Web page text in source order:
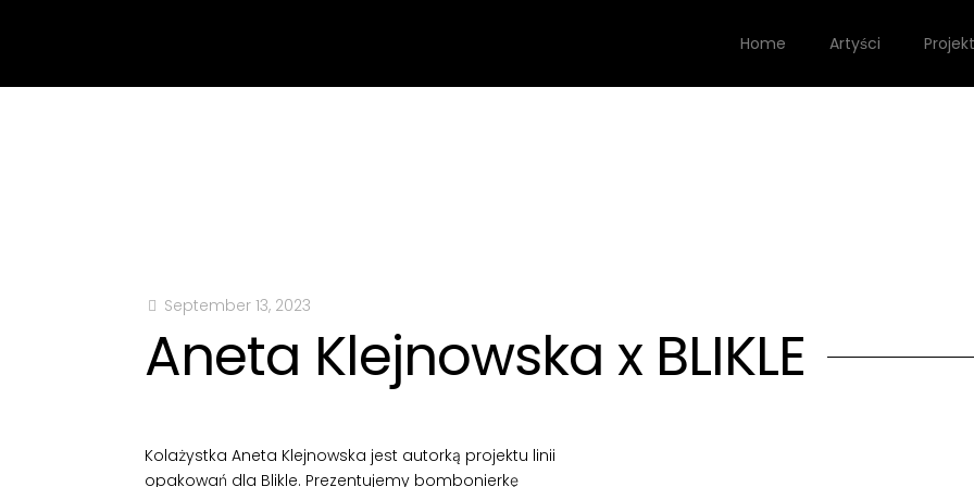
Home Artyści
September 13, 2023
Aneta Klejnowska x BLIKLE
Kolażystka Aneta Klejnowska jest autorką projektu linii
opakowań dla Blikle. Prezentujemy bombonierkę